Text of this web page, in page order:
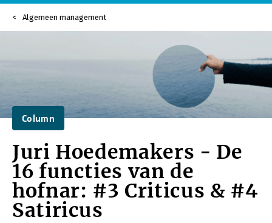
Algemeen management
Column
Juri Hoedemakers - De
16 functies van de
hofnar: #3 Criticus & #4
Satiricus